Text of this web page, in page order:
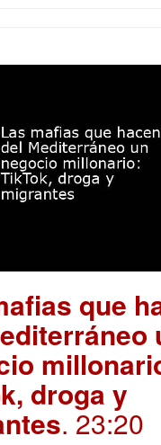
que
droga y
. 23:20